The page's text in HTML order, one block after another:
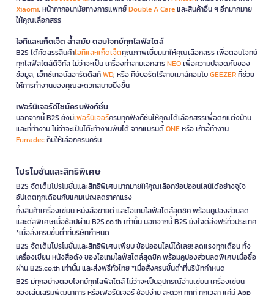
Xiaomi, หน้ากากอนามัยทางการแพทย์Double A Careและสินค้าอื่น ๆ อีกมากมาย
ให้คุณเลือกสรร
ไอทีและแก็ดเจ็ต ล้ำสมัย ตอบโจทย์ทุกไลฟ์สไตล์
B2S ได้คัดสรรสินค้าไอทีและแก็ดเจ็ตคุณภาพเยี่ยมมาให้คุณเลือกสรร เพื่อตอบโจทย์
ทุกไลฟ์สไตล์ดิจิทัล ไม่ว่าจะเป็น เครื่องทำลายเอกสารNEOเพื่อความปลอดภัยของ
ข้อมูล, เอ็กซ์เทอนัลฮาร์ดดิสก์WD, หรือ คีย์บอร์ดไร้สายเมาส์คอมโบGEEZERที่ช่วย
ให้การทำงานของคุณสะดวกสบายยิ่งขึ้น
เฟอร์นิเจอร์ดีไซน์ครบฟังก์ชั่น
นอกจากนี้ B2S ยังมีเฟอร์นิเจอร์ครบทุกฟังก์ชันให้คุณได้เลือกสรรเพื่อตกแต่งบ้าน
และที่ทำงาน ไม่ว่าจะเป็นโต๊ะทำงานพับได้ จากแบรนด์ONEหรือ เก้าอี้ทำงาน
Furradecก็มีให้เลือกครบครัน
โปรโมชั่นและสิทธิพิเศษ
B2S จัดเต็มโปรโมชั่นและสิทธิพิเศษมากมายให้คุณเลือกช้อปออนไลน์ได้อย่างจุใจ
อัปเดตทุกเดือนกับแคมเปญลดราคาแรง
ทั้งสินค้าเครื่องเขียน หนังสือขายดี และไอเทมไลฟ์สไตล์สุดชิค พร้อมคูปองส่วนลด
และดีลพิเศษเมื่อช้อปผ่าน B2S.co.th เท่านั้น นอกจากนี้ B2S ยังใจดีส่งฟรีทั่วประเทศ
*เมื่อสั่งครบขั้นต่ำที่บริษัทกำหนด
B2S จัดเต็มโปรโมชั่นและสิทธิพิเศษเพียบ ช้อปออนไลน์ได้เลย! ลดแรงทุกเดือน ทั้ง
เครื่องเขียน หนังสือดัง ของไอเทมไลฟ์สไตล์สุดชิค พร้อมคูปองส่วนลดพิเศษเมื่อซื้อ
ผ่าน B2S.co.th เท่านั้น และส่งฟรีทั่วไทย *เมื่อสั่งครบขั้นต่ำที่บริษัทกำหนด
B2S มีทุกอย่างตอบโจทย์ทุกไลฟ์สไตล์ ไม่ว่าจะเป็นอุปกรณ์อ่านเขียน เครื่องเขียน
ของเล่นเสริมพัฒนาการ หรือเฟอร์นิเจอร์ ช้อปง่าย สะดวก ทุกที่ ทุกเวลา แค่มี App